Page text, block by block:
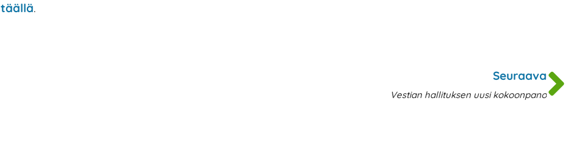
täällä.
Seuraava
Vestian hallituksen uusi kokoonpano